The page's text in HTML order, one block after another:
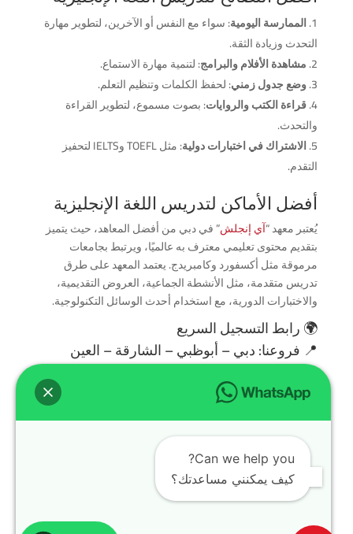
الممارسة اليومية: سواء مع النفس أو الآخرين، لتطوير مهارة
التحدث وزيادة الثقة.
مشاهدة الأفلام والبرامج: لتنمية مهارة الاستماع.
وضع جدول زمني: لحفظ الكلمات وتنظيم التعلم.
قراءة الكتب والروايات: بصوت مسموع، لتطوير القراءة
والتحدث.
الاشتراك في اختبارات دولية
: مثل TOEFL وIELTS لتحفيز
التقدم.
أفضل الأماكن لتدريس اللغة الإنجليزية
يُعتبر معهد “آي إنجلش” في دبي من أفضل المعاهد، حيث يتميز
بتقديم محتوى تعليمي معترف به عالميًا، ويرتبط بجامعات
مرموقة مثل أكسفورد وكامبريدج. يعتمد المعهد على طرق
تدريس متقدمة، مثل الأنشطة الجماعية، العروض التقديمية،
والاختبارات الدورية، مع استخدام أحدث الوسائل التكنولوجية.
🌍 رابطالتسجيلالسريع
📍 فروعنا: دبي – أبوظبي – الشارقة – العين
سوشيال ميديا
تابعنا لمعرفة العروض والجدول الأسبوعي:
🎥
TikTok
📱
Instagram
📘
Facebook
Can we help you?
كيف يمكنني مساعدتك؟